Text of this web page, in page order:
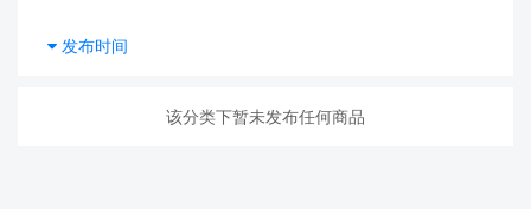
发布时间
该分类下暂未发布任何商品